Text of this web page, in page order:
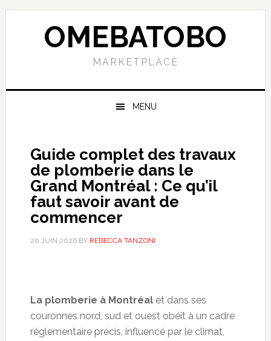
Skip
Skip
Skip
OMEBATOBO
MARKETPLACE
MENU
Guide complet des travaux
de plomberie dans le
Grand Montréal : Ce qu’il
faut savoir avant de
commencer
20 JUIN 2026BY REBECCA TANZONI
La plomberie à Montréalet dans ses
couronnes nord, sud et ouest obéit à un cadre
réglementaire précis, influencé par le climat,